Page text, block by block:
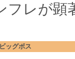
フレが顕
ッグボス